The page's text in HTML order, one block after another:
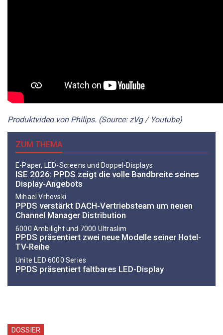
Produktvideo von Philips. (Source: zVg / Youtube)
ZUM THEMA
E-Paper, LED-Screens und Doppel-Displays
ISE 2026: PPDS zeigt die volle Bandbreite seines
Display-Angebots
Mihael Vrhovski
PPDS verstärkt DACH-Vertriebsteam um neuen
Channel Manager Distribution
6000 Ambilight und 7000 Ultraslim
PPDS präsentiert zwei neue Modelle seiner Hotel-
TV-Reihe
Unite LED 6000 Series
PPDS präsentiert faltbares LED-Display
DOSSIER